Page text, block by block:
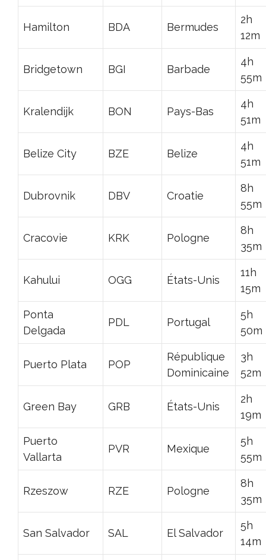
Hamilton BDA Bermudes
2h
12m
Bridgetown BGI Barbade
4h
55m
Kralendijk BON Pays-Bas
4h
51m
Belize City BZE Belize
4h
51m
Dubrovnik DBV Croatie
8h
55m
Cracovie KRK Pologne
8h
35m
Kahului OGG États-Unis
11h
15m
Ponta
Delgada
PDL Portugal
5h
50m
Puerto Plata POP
République
Dominicaine
3h
52m
Green Bay GRB États-Unis
2h
19m
Puerto
Vallarta
PVR Mexique
5h
55m
Rzeszow RZE Pologne
8h
35m
San Salvador SAL El Salvador
5h
14m